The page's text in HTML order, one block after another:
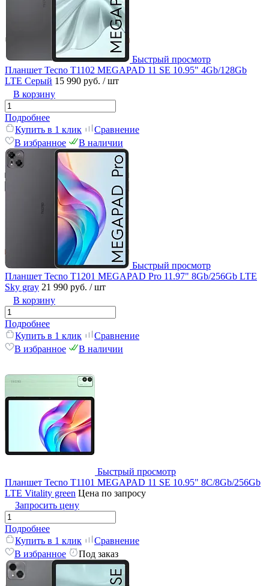
Быстрый просмотр
Планшет Tecno T1102 MEGAPAD 11 SE 10.95" 4Gb/128Gb
LTE Серый 15 990 руб. / шт
В корзину
Подробнее
Купить в 1 клик
Сравнение
В избранное
В наличии
Быстрый просмотр
Планшет Tecno T1201 MEGAPAD Pro 11.97" 8Gb/256Gb LTE
Sky gray 21 990 руб. / шт
В корзину
Подробнее
Купить в 1 клик
Сравнение
В избранное
В наличии
Быстрый просмотр
Планшет Tecno T1101 MEGAPAD 11 SE 10.95" 8С/8Gb/256Gb
LTE Vitality green Цена по запросу
Запросить цену
Подробнее
Купить в 1 клик
Сравнение
В избранное
Под заказ